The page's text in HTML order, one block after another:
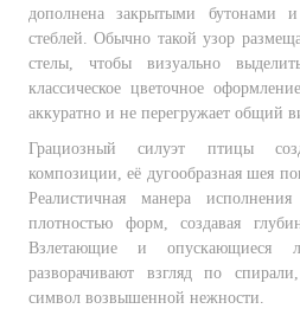
дополнена закрытыми бутонами
стеблей. Обычно такой узор
стелы, чтобы визуально
классическое цветочное
аккуратно и не перегружает общий
Грациозный силуэт птицы
композиции, её дугообразная шея
Реалистичная манера
плотностью форм, создавая
Взлетающие и опускающиеся
разворачивают взгляд по
символ возвышенной нежности.